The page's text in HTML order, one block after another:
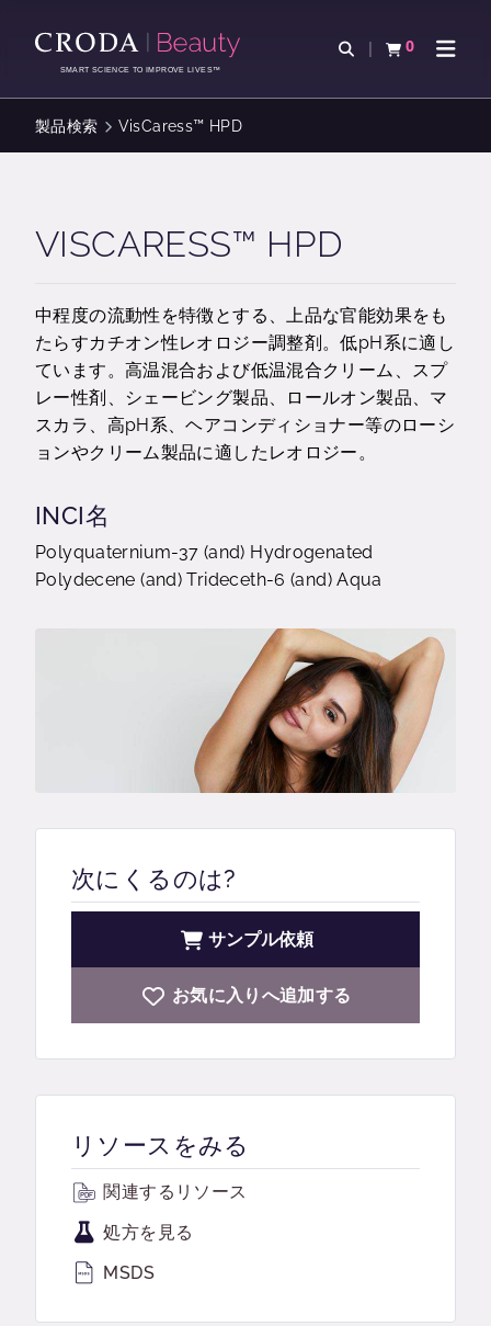
ン
を
ー
ス
SMART SCIENCE TO IMPROVE LIVES™
検索を開く
0
カートを確認す
ナビ
製品検索 VisCaress™ HPD
VISCARESS™ HPD
中程度の流動性を特徴とする、上品な官能効果をも
たらすカチオン性レオロジー調整剤。低pH系に適し
ています。高温混合および低温混合クリーム、スプ
レー性剤、シェービング製品、ロールオン製品、マ
スカラ、高pH系、ヘアコンディショナー等のローシ
ョンやクリーム製品に適したレオロジー。
INCI名
Polyquaternium-37 (and) Hydrogenated
Polydecene (and) Trideceth-6 (and) Aqua
次にくるのは?
サンプル依頼
お気に入りへ追加する
リソースをみる
関連するリソース
処方を見る
MSDS